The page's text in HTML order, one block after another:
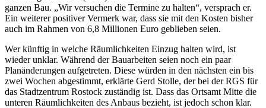
ganzen Bau. „Wir versuchen die Termine zu halten“, versprach er.
Ein weiterer positiver Vermerk war, dass sie mit den Kosten bisher
auch im Rahmen von 6,8 Millionen Euro geblieben seien.
Wer künftig in welche Räumlichkeiten Einzug halten wird, ist
wieder unklar. Während der Bauarbeiten seien noch ein paar
Planänderungen aufgetreten. Diese würden in den nächsten ein bis
zwei Wochen abgestimmt, erklärte Gerd Stolle, der bei der RGS für
das Stadtzentrum Rostock zuständig ist. Dass das Ortsamt Mitte die
unteren Räumlichkeiten des Anbaus bezieht, ist jedoch schon klar.